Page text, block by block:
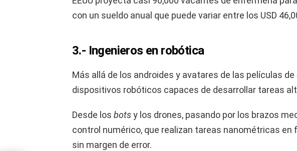
con un sueldo anual que puede variar entre los USD
3.- Ingenieros en robótica
Más allá de los androides y avatares de las películas
dispositivos robóticos capaces de desarrollar tareas
Desde los botsy los drones, pasando por los brazos
control numérico, que realizan tareas nanométricas en
sin margen de error.